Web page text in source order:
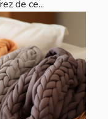
de ce...